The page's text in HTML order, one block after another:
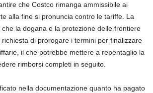
che Costco rimanga ammissibile ai
alla fine si pronuncia contro le tariffe. La
la dogana e la protezione delle frontiere
di prorogare i termini per finalizzare
il che potrebbe mettere a repentaglio la
rimborsi completi in seguito.
nella documentazione quanto ha pagato